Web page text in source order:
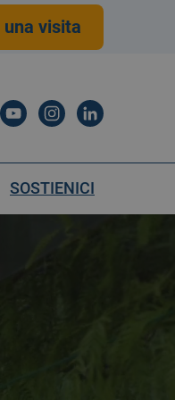
visita
SOSTIENICI